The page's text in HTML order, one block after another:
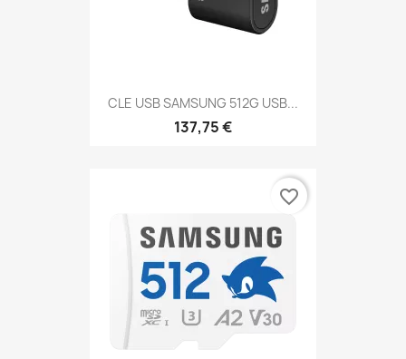
CLE USB SAMSUNG 512G USB...
137,75 €
favorite_border